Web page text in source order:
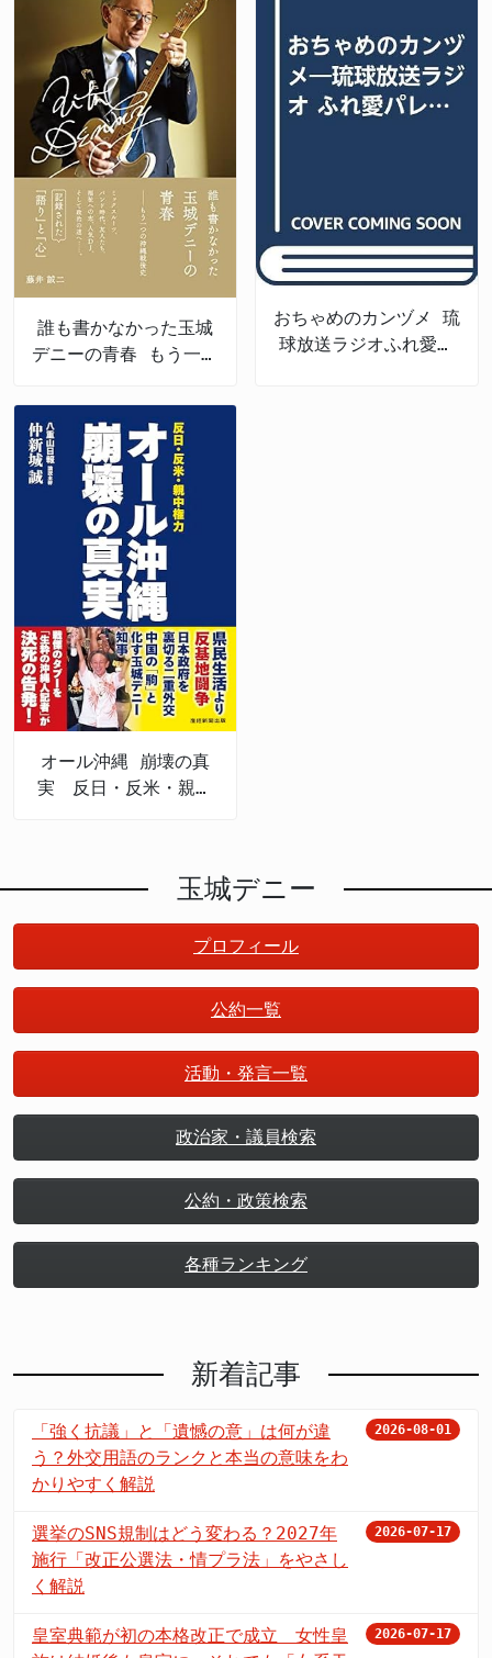
誰も書かなかった玉城
デニーの青春 もう一つ
おちゃめのカンヅメ 琉
球放送ラジオふれ愛パ
オール沖縄 崩壊の真
実 反日・反米・親中
玉城デニー
プロフィール
公約一覧
活動・発言一覧
政治家・議員検索
公約・政策検索
各種ランキング
新着記事
「強く抗議」と「遺憾の意」は何が違
う？外交用語のランクと本当の意味をわ
かりやすく解説
2026-08-01
選挙のSNS規制はどう変わる？2027年
施行「改正公選法・情プラ法」をやさし
く解説
2026-07-17
皇室典範が初の本格改正で成立 女性皇
2026-07-17